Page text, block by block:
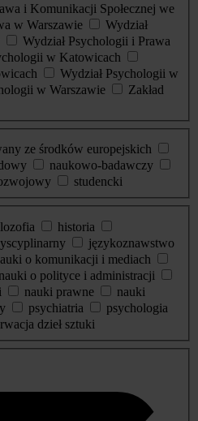
i Komunikacji Społecznej we
w Warszawie
Wydział
Wydział Psychologii i Prawa
w Katowicach
Wydział Psychologii w
w Warszawie
Zakład
ze środków europejskich
naukowo-badawczy
studencki
historia
językoznawstwo
o komunikacji i mediach
nauki o polityce i administracji
nauki prawne
nauki
psychiatria
psychologia
dzieł sztuki